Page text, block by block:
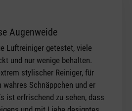
Sternen
Augenweide
Luftreiniger getestet, viele
und nur wenige behalten.
stylischer Reiniger, für
wahres Schnäppchen und er
ist erfrischend zu sehen, dass